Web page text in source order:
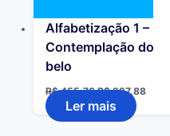
Alfabetização 1 –
Contemplação do
belo
R$455,76 R$227,88
Ler mais